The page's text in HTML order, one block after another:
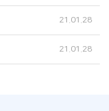
21.01.28
21.01.28